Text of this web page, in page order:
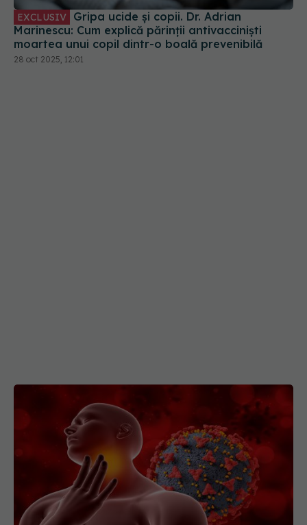
28 oct 2025, 12:01
Difteria revine în Europa. Adulții nevaccinați, în
pericol mortal